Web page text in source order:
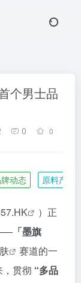
个男士品
0 0
动态 原料产业
）正
「墨旗
赛道的一
贯彻 “多品